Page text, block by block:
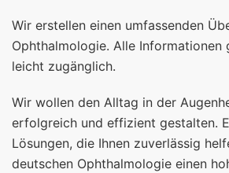
Wir erstellen einen umfassenden
Ophthalmologie. Alle Informationen
leicht zugänglich.
Wir wollen den Alltag in der
erfolgreich und effizient gestalten.
Lösungen, die Ihnen zuverlässig
deutschen Ophthalmologie einen